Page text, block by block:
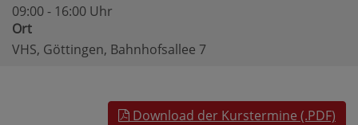
09:00 - 16:00 Uhr
Ort
VHS, Göttingen, Bahnhofsallee 7
Download der Kurstermine (.PDF)